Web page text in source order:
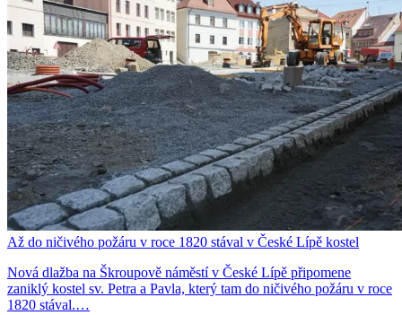
Až do ničivého požáru v roce 1820 stával v České Lípě kostel
Nová dlažba na Škroupově náměstí v České Lípě připomene
zaniklý kostel sv. Petra a Pavla, který tam do ničivého požáru v roce
1820 stával.…